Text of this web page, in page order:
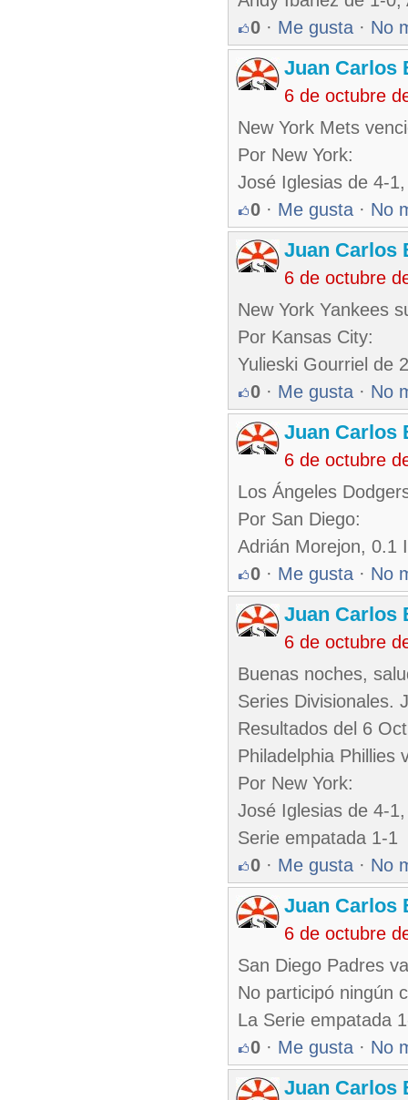
0 · Me gusta · No
Juan Carlos
6 de octubre
New York Mets
Por New York:
José Iglesias de 4-
0 · Me gusta · No
Juan Carlos
6 de octubre
New York Yankees
Por Kansas City:
Yulieski Gourriel de
0 · Me gusta · No
Juan Carlos
6 de octubre
Los Ángeles
Por San Diego:
Adrián Morejon, 0.1
0 · Me gusta · No
Juan Carlos
6 de octubre
Buenas noches,
Series Divisionales.
Resultados del 6
Philadelphia Phillies
Por New York:
José Iglesias de 4-
Serie empatada 1-1
0 · Me gusta · No
Juan Carlos
6 de octubre
San Diego Padres
No participó ningún
La Serie empatada
0 · Me gusta · No
Juan Carlos